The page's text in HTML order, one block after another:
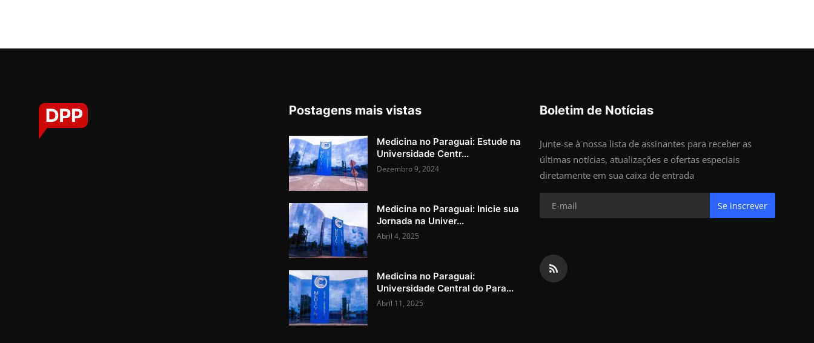
Postagens mais vistas
Medicina no Paraguai: Estude na
Universidade Centr...
Dezembro 9, 2024
Medicina no Paraguai: Inicie sua
Jornada na Univer...
Abril 4, 2025
Medicina no Paraguai:
Universidade Central do Para...
Abril 11, 2025
Boletim de Notícias
Junte-se à nossa lista de assinantes para receber as
últimas notícias, atualizações e ofertas especiais
diretamente em sua caixa de entrada
Se inscrever